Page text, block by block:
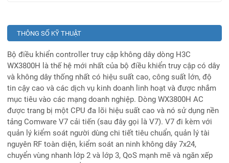
THÔNG SỐ KỸ THUẬT
Bộ điều khiển controller truy cập không dây dòng H3C
WX3800H là thế hệ mới nhất của bộ điều khiển truy cập có dây
và không dây thống nhất có hiệu suất cao, công suất lớn, độ
tin cậy cao và các dịch vụ kinh doanh linh hoạt và được nhắm
mục tiêu vào các mạng doanh nghiệp. Dòng WX3800H AC
được trang bị một CPU đa lõi hiệu suất cao và nó sử dụng nền
tảng Comware V7 cải tiến (sau đây gọi là V7). V7 đi kèm với
quản lý kiểm soát người dùng chi tiết tiêu chuẩn, quản lý tài
nguyên RF toàn diện, kiểm soát an ninh không dây 7x24,
chuyển vùng nhanh lớp 2 và lớp 3, QoS mạnh mẽ và ngăn xếp